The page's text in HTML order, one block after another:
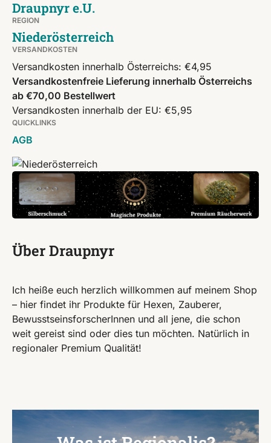
Draupnyr e.U.
REGION
Niederösterreich
VERSANDKOSTEN
Versandkosten innerhalb Österreichs: €4,95
Versandkostenfreie Lieferung innerhalb Österreichs
ab €70,00 Bestellwert
Versandkosten innerhalb der EU: €5,95
QUICKLINKS
AGB
Über Draupnyr
Ich heiße euch herzlich willkommen auf meinem Shop
– hier findet ihr Produkte für Hexen, Zauberer,
BewusstseinsforscherInnen und all jene, die schon
weit gereist sind oder dies tun möchten. Natürlich in
regionaler Premium Qualität!